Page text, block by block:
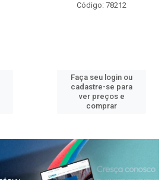
Código: 78212
Faça seu login ou
cadastre-se para
ver preços e
comprar